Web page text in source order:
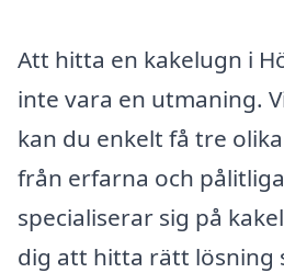
Att hitta en kakelugn i
inte vara en utmaning.
kan du enkelt få tre
från erfarna och
specialiserar sig på
dig att hitta rätt lösning